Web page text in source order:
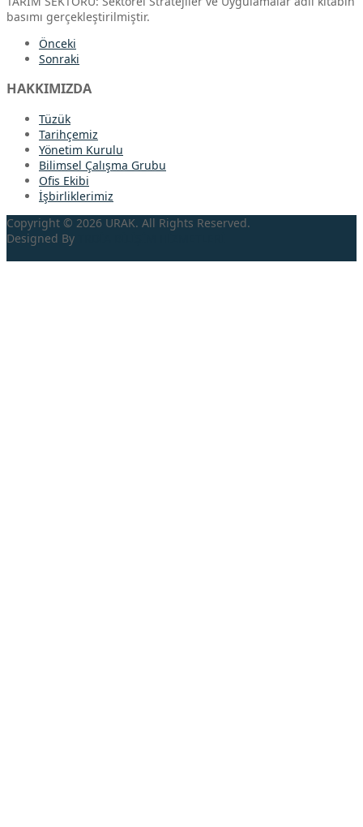
basımı gerçekleştirilmiştir.
Önceki
Sonraki
HAKKIMIZDA
Tüzük
Tarihçemiz
Yönetim Kurulu
Bilimsel Çalışma Grubu
Ofis Ekibi
İşbirliklerimiz
Copyright © 2026 URAK. All Rights Reserved.
Designed By